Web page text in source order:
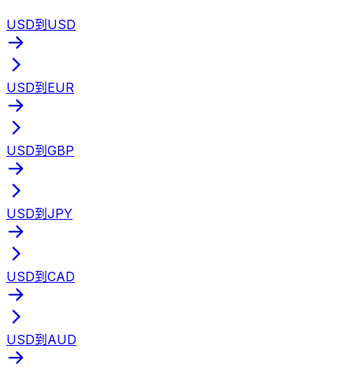
USD到USD
USD到EUR
USD到GBP
USD到JPY
USD到CAD
USD到AUD